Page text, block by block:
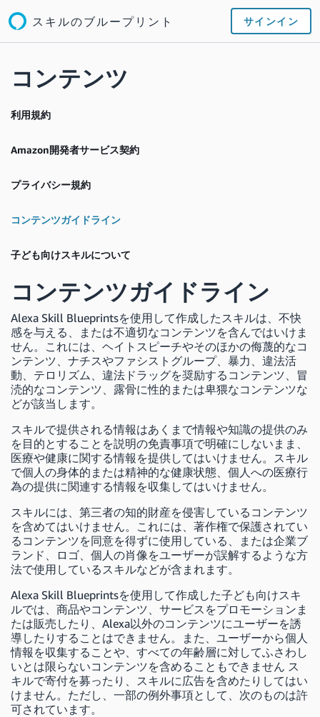
スキルのブループリント サインイン
コンテンツ
利用規約
Amazon開発者サービス契約
プライバシー規約
コンテンツガイドライン
子ども向けスキルについて
コンテンツガイドライン
Alexa Skill Blueprintsを使用して作成したスキルは、不快
感を与える、または不適切なコンテンツを含んではいけま
せん。これには、ヘイトスピーチやそのほかの侮蔑的なコ
ンテンツ、ナチスやファシストグループ、暴力、違法活
動、テロリズム、違法ドラッグを奨励するコンテンツ、冒
涜的なコンテンツ、露骨に性的または卑猥なコンテンツな
どが該当します。
スキルで提供される情報はあくまで情報や知識の提供のみ
を目的とすることを説明の免責事項で明確にしないまま、
医療や健康に関する情報を提供してはいけません。スキル
で個人の身体的または精神的な健康状態、個人への医療行
為の提供に関連する情報を収集してはいけません。
スキルには、第三者の知的財産を侵害しているコンテンツ
を含めてはいけません。これには、著作権で保護されてい
るコンテンツを同意を得ずに使用している、または企業ブ
ランド、ロゴ、個人の肖像をユーザーが誤解するような方
法で使用しているスキルなどが含まれます。
Alexa Skill Blueprintsを使用して作成した子ども向けスキ
ルでは、商品やコンテンツ、サービスをプロモーションま
たは販売したり、Alexa以外のコンテンツにユーザーを誘
導したりすることはできません。また、ユーザーから個人
情報を収集することや、すべての年齢層に対してふさわし
いとは限らないコンテンツを含めることもできません ス
キルで寄付を募ったり、スキルに広告を含めたりしてはい
けません。ただし、一部の例外事項として、次のものは許
可されています。